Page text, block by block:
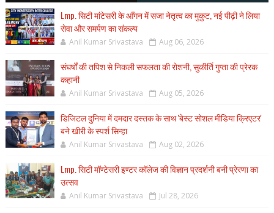
Lmp. सिटी मांटेसरी के आँगन में सजा नेतृत्व का मुकुट, नई पीढ़ी ने लिया
सेवा और समर्पण का संकल्प
Anil Kumar Srivastava Aug 06, 2026
संघर्षों की तपिश से निकली सफलता की रोशनी, सुकीर्ति गुप्ता की प्रेरक
कहानी
Anil Kumar Srivastava Aug 05, 2026
डिजिटल दुनिया में दमदार दस्तक के साथ 'बेस्ट सोशल मीडिया क्रिएटर'
बने खीरी के स्पर्श सिन्हा
Anil Kumar Srivastava Aug 02, 2026
Lmp. सिटी मॉण्टेसरी इण्टर कॉलेज की विज्ञान प्रदर्शनी बनी प्रेरणा का
उत्सव
Anil Kumar Srivastava Jul 28, 2026